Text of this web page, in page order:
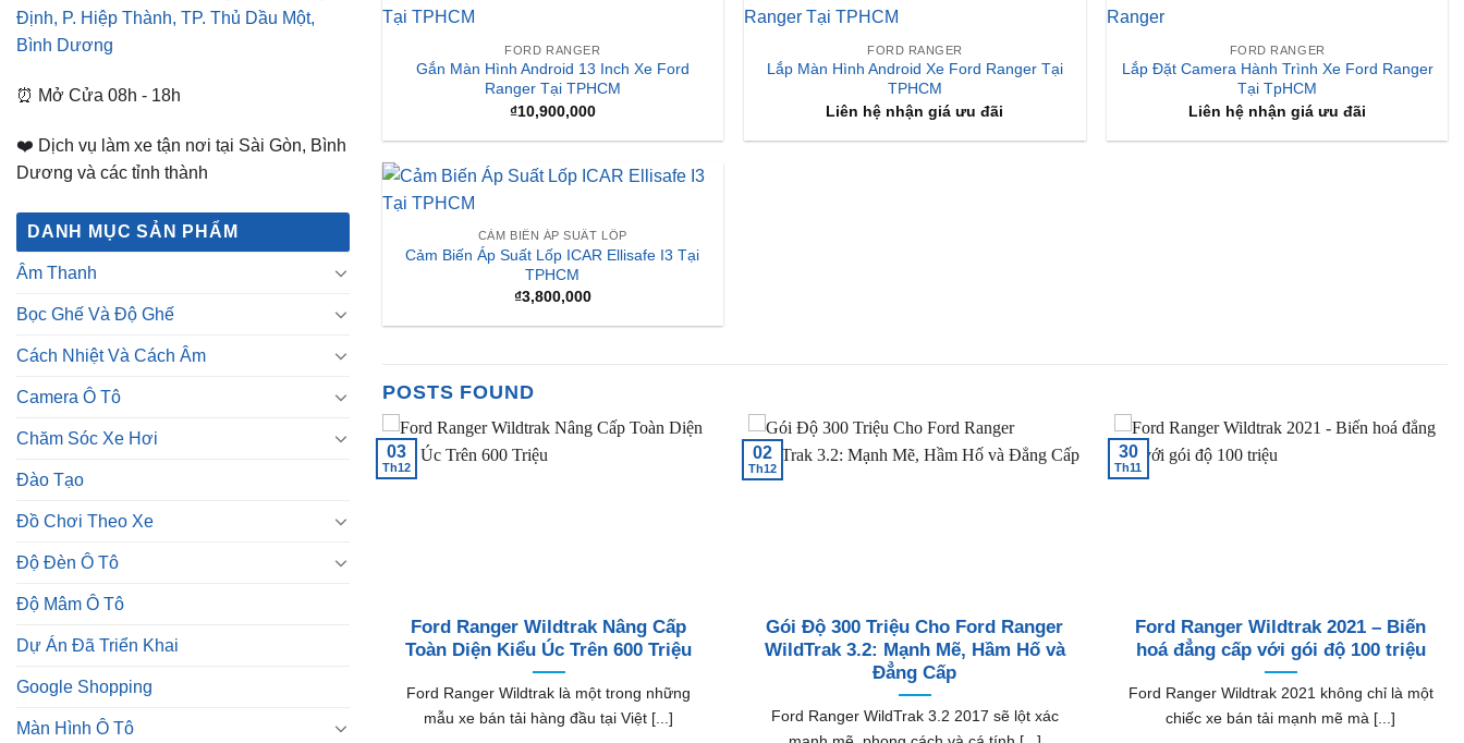
Định, P. Hiệp Thành, TP. Thủ Dầu Một,
Bình Dương
⏰ Mở Cửa 08h - 18h
❤️ Dịch vụ làm xe tận nơi tại Sài Gòn, Bình
Dương và các tỉnh thành
DANH MỤC SẢN PHẨM
Âm Thanh
Bọc Ghế Và Độ Ghế
Cách Nhiệt Và Cách Âm
Camera Ô Tô
Chăm Sóc Xe Hơi
Đào Tạo
Đồ Chơi Theo Xe
Độ Đèn Ô Tô
Độ Mâm Ô Tô
Dự Án Đã Triển Khai
Google Shopping
Màn Hình Ô Tô
FORD RANGER
Gắn Màn Hình Android 13 Inch Xe Ford
Ranger Tại TPHCM
₫10,900,000
FORD RANGER
Lắp Màn Hình Android Xe Ford Ranger Tại
TPHCM
Liên hệ nhận giá ưu đãi
FORD RANGER
Lắp Đặt Camera Hành Trình Xe Ford Ranger
Tại TpHCM
Liên hệ nhận giá ưu đãi
CẢM BIẾN ÁP SUẤT LỐP
Cảm Biến Áp Suất Lốp ICAR Ellisafe I3 Tại
TPHCM
₫3,800,000
POSTS FOUND
Ford Ranger Wildtrak Nâng Cấp
Toàn Diện Kiểu Úc Trên 600 Triệu
Ford Ranger Wildtrak là một trong những
mẫu xe bán tải hàng đầu tại Việt [...]
03
Th12
Gói Độ 300 Triệu Cho Ford Ranger
WildTrak 3.2: Mạnh Mẽ, Hầm Hố và
Đẳng Cấp
Ford Ranger WildTrak 3.2 2017 sẽ lột xác
02
Th12
Ford Ranger Wildtrak 2021 – Biến
hoá đẳng cấp với gói độ 100 triệu
Ford Ranger Wildtrak 2021 không chỉ là một
chiếc xe bán tải mạnh mẽ mà [...]
30
Th11
trường Việt Nam
Trong thời gian sắp tới, các mẫu xe như
Volkswagen Teramont X, Volvo S90